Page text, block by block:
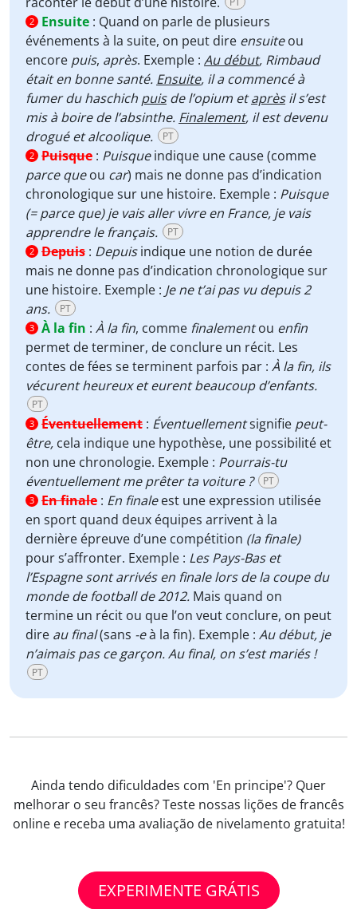
2 Ensuite : Quand on parle de plusieurs
événements à la suite, on peut dire ensuiteou
encore puis, après. Exemple : Au début, Rimbaud
était en bonne santé. Ensuite, il a commencé à
fumer du haschich puisde l’opium etaprèsil s’est
mis à boire de l’absinthe. Finalement, il est devenu
drogué et alcoolique.
PT
2 Puisque : Puisqueindique une cause (comme
parce queou car) mais ne donne pas d’indication
chronologique sur une histoire. Exemple : Puisque
(= parce que) je vais aller vivre en France, je vais
apprendre le français.
PT
2 Depuis : Depuisindique une notion de durée
mais ne donne pas d’indication chronologique sur
une histoire. Exemple : Je ne t’ai pas vu depuis 2
ans.
PT
3 À la fin : À la fin, comme finalementou enfin
permet de terminer, de conclure un récit. Les
contes de fées se terminent parfois par : À la fin, ils
vécurent heureux et eurent beaucoup d’enfants.
PT
3 Éventuellement : Éventuellementsignifie peut-
être, cela indique une hypothèse, une possibilité et
non une chronologie. Exemple : Pourrais-tu
éventuellement me prêter ta voiture ?
PT
3 En finale : En finaleest une expression utilisée
en sport quand deux équipes arrivent à la
dernière épreuve d’une compétition (la finale)
pour s’affronter. Exemple : Les Pays-Bas et
l’Espagne sont arrivés en finale lors de la coupe du
monde de football de 2012. Mais quand on
termine un récit ou que l’on veut conclure, on peut
dire au final(sans -eà la fin). Exemple : Au début, je
n’aimais pas ce garçon. Au final, on s’est mariés !
PT
Ainda tendo dificuldades com 'En principe'? Quer
melhorar o seu francês? Teste nossas lições de francês
online e receba uma avaliação de nivelamento gratuita!
EXPERIMENTE GRÁTIS